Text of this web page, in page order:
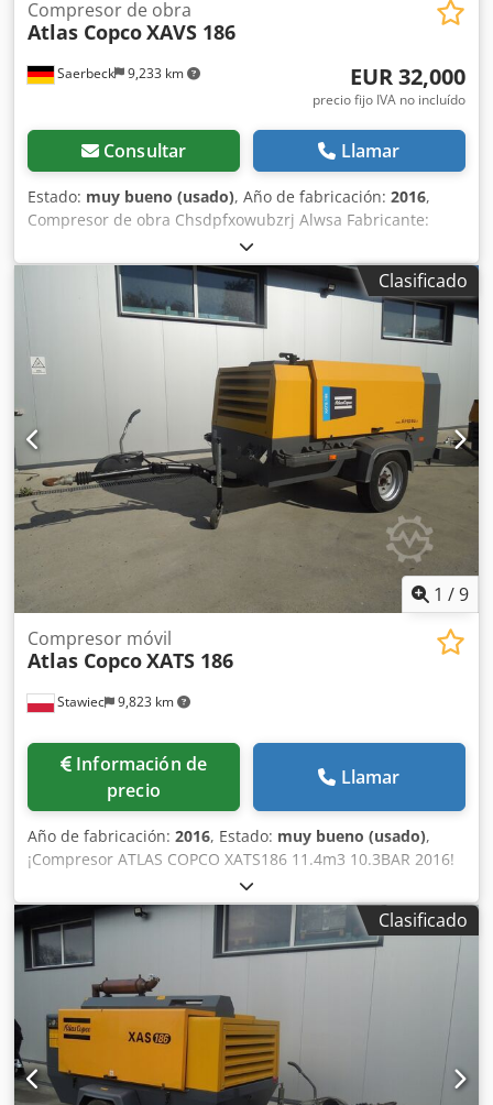
Saerbeck 9,233 km
Compresor de obra
Atlas CopcoXAVS 186
EUR 32,000
precio fijo IVA no incluído
Consultar Llamar
Estado: muy bueno (usado), Año de fabricación: 2016,
Compresor de obra Chsdpfxowubzrj Alwsa Fabricante:
Atlas Copco Modelo: XAVS 186 Año de fabricación: 2016
Horas de funcionamiento: aprox. 657 h - Presión máxima:
14 bar - Caudal: máx. 11,4 m³/h - Potencia: 104 kW - Motor:
John Deere 4045HAC05 - Aftercooler - Separador de agua -
Clasificado
1 /9
Stawiec 9,823 km
Compresor móvil
Atlas CopcoXATS 186
Información de
precio
Llamar
Año de fabricación: 2016, Estado: muy bueno (usado),
¡Compresor ATLAS COPCO XATS186 11.4m3 10.3BAR 2016!
¡¡¡Compresor móvil ATLAS COPCO XATS186 ST4 máquina
con aftercooler (secador de aire) después de servicio
completo!!! Datos técnicos: capacidad 11.40 m3/min;
presión de trabajo 10,3 bar; año de fabricación 2016;
Motor JOHN DEERE kilometraje 1582 h !!!!!; compresor en
pleno funcionamiento, listo para trabajar, garantía precio
neto: 128500 zł Codpfxspitifs Alweha precio bruto: 158055
zł ¡¡¡maquina en perfecto estado!!! A continuación se
muestra un enlace al video que muestra el trabajo de la
máquina
Clasificado